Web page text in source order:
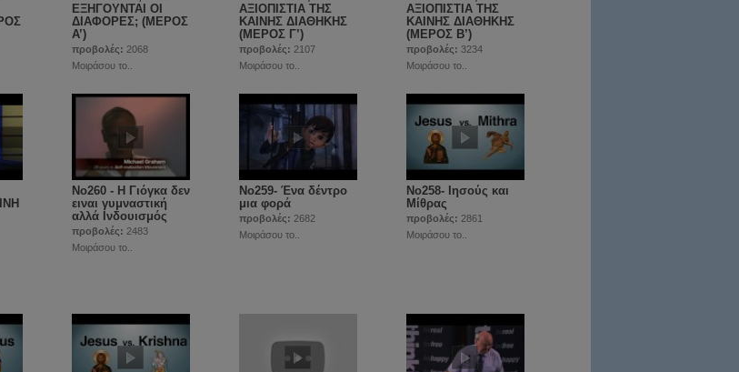
ΕΞΗΓΟΥΝΤΑΙ ΟΙ
ΔΙΑΦΟΡΕΣ; (ΜΕΡΟΣ
Α’)
προβολές: 2068
Μοιράσου το..
ΑΞΙΟΠΙΣΤΙΑ ΤΗΣ
ΚΑΙΝΗΣ ΔΙΑΘΗΚΗΣ
(ΜΕΡΟΣ Γ’)
προβολές: 2107
Μοιράσου το..
ΑΞΙΟΠΙΣΤΙΑ ΤΗΣ
ΚΑΙΝΗΣ ΔΙΑΘΗΚΗΣ
(ΜΕΡΟΣ Β’)
προβολές: 3234
Μοιράσου το..
Νο260 - Η Γιόγκα δεν
ειναι γυμναστική
αλλά Ινδουισμός
προβολές: 2483
Μοιράσου το..
Νο259- Ένα δέντρο
μια φορά
προβολές: 2682
Μοιράσου το..
No258- Ιησούς και
Μίθρας
προβολές: 2861
Μοιράσου το..